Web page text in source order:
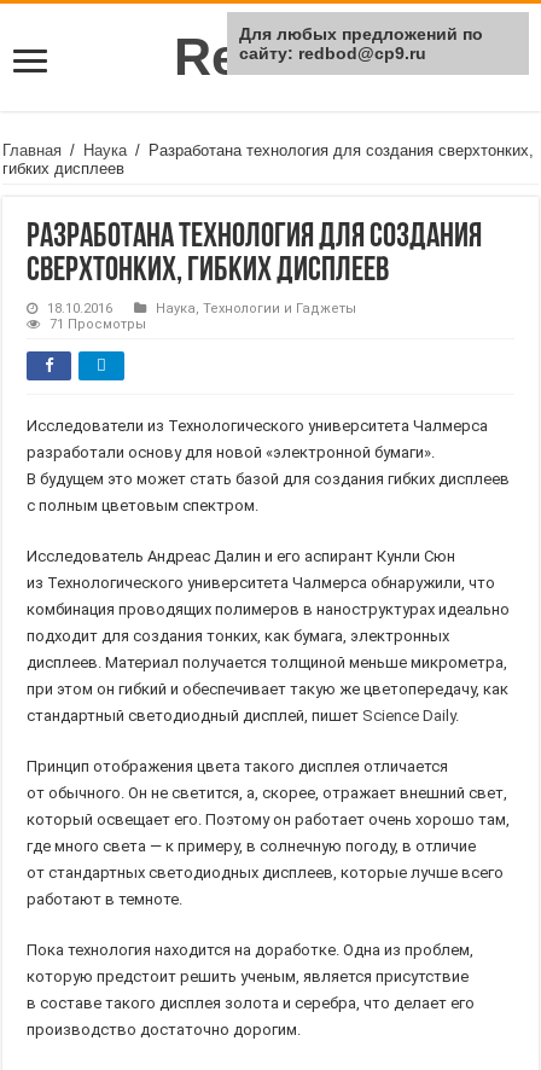
Rei Red
Главная / Наука / Разработана технология для создания сверхтонких,
гибких дисплеев
Разработана технология для создания
сверхтонких, гибких дисплеев
18.10.2016 Наука,Технологии и Гаджеты
71 Просмотры
Исследователи из Технологического университета Чалмерса
разработали основу для новой «электронной бумаги».
В будущем это может стать базой для создания гибких дисплеев
с полным цветовым спектром.
Исследователь Андреас Далин и его аспирант Кунли Сюн
из Технологического университета Чалмерса обнаружили, что
комбинация проводящих полимеров в наноструктурах идеально
подходит для создания тонких, как бумага, электронных
дисплеев. Материал получается толщиной меньше микрометра,
при этом он гибкий и обеспечивает такую же цветопередачу, как
стандартный светодиодный дисплей, пишет Science Daily.
Принцип отображения цвета такого дисплея отличается
от обычного. Он не светится, а, скорее, отражает внешний свет,
который освещает его. Поэтому он работает очень хорошо там,
где много света — к примеру, в солнечную погоду, в отличие
от стандартных светодиодных дисплеев, которые лучше всего
работают в темноте.
Пока технология находится на доработке. Одна из проблем,
которую предстоит решить ученым, является присутствие
в составе такого дисплея золота и серебра, что делает его
производство достаточно дорогим.
Для любых предложений по
сайту: redbod@cp9.ru